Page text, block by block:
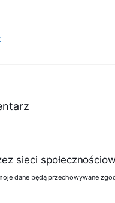
sieci
dane będą przechowywane